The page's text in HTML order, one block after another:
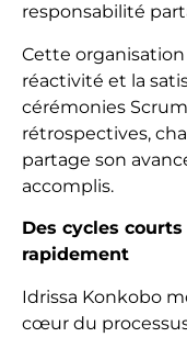
responsabilité
Cette organisation
réactivité et la
cérémonies
rétrospectives,
partage son
accomplis.
Des cycles
rapidement
Idrissa Konkobo
cœur du